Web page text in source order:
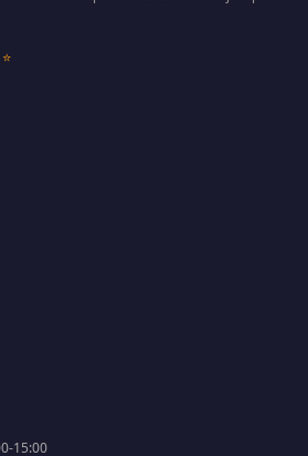
15:00